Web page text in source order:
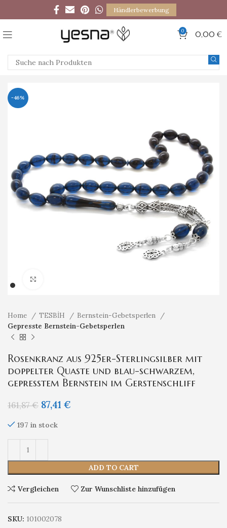
Händlerbewerbung
0 0,00 €
-46%
Home TESBİH
Bernstein-Gebetsperlen
Gepresste Bernstein-Gebetsperlen
Rosenkranz aus 925er-Sterlingsilber mit
doppelter Quaste und blau-schwarzem,
gepresstem Bernstein im Gerstenschliff
161,87€ 87,41 €
197 in stock
ADD TO CART
Vergleichen Zur Wunschliste hinzufügen
SKU: 101002078